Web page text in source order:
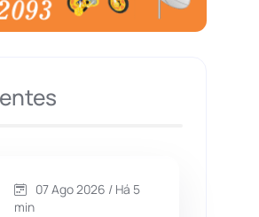
(31957)
(1504)
07 Ago 2026 / Há 5
min